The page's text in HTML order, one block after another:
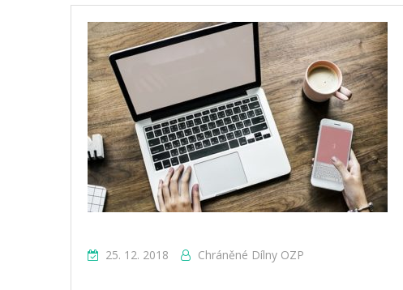
25. 12. 2018
Chráněné Dílny OZP